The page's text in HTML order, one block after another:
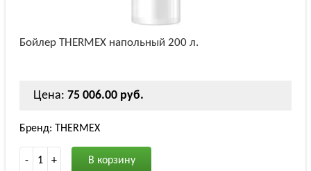
Бойлер THERMEX напольный 200 л.
Цена: 75 006.00 руб.
Бренд: THERMEX
- 1 + В корзину